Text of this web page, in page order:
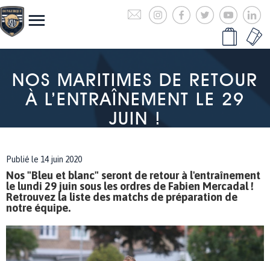
NOS MARITIMES DE RETOUR
À L’ENTRAÎNEMENT LE 29
JUIN !
Publié le 14 juin 2020
Nos "Bleu et blanc" seront de retour à l'entraînement
le lundi 29 juin sous les ordres de Fabien Mercadal !
Retrouvez la liste des matchs de préparation de
notre équipe.